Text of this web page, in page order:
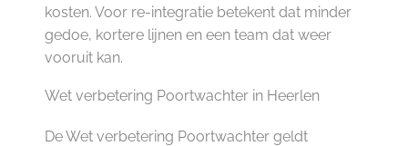
kosten. Voor re-integratie betekent dat minder
gedoe, kortere lijnen en een team dat weer
vooruit kan.
Wet verbetering Poortwachter in Heerlen
De Wet verbetering Poortwachter geldt